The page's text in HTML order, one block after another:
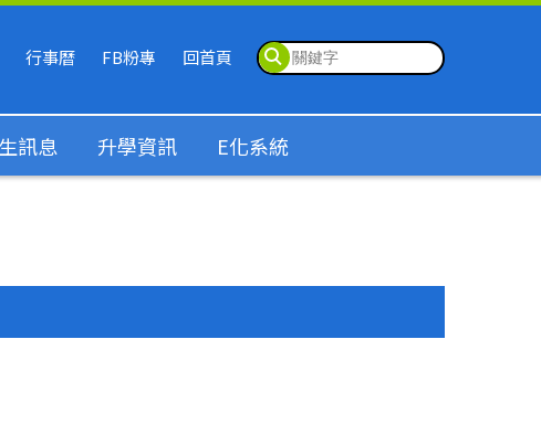
行事曆 FB粉專 回首頁
訊息 升學資訊 E化系統